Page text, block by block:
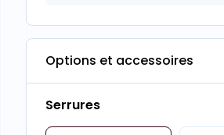
Options et accessoires
Serrures